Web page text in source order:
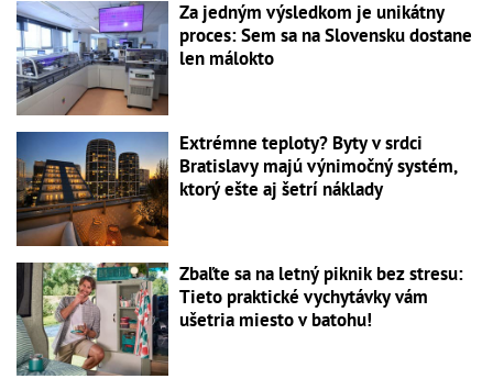
Za jedným výsledkom je unikátny
proces: Sem sa na Slovensku dostane
len málokto
Extrémne teploty? Byty v srdci
Bratislavy majú výnimočný systém,
ktorý ešte aj šetrí náklady
Zbaľte sa na letný piknik bez stresu:
Tieto praktické vychytávky vám
ušetria miesto v batohu!